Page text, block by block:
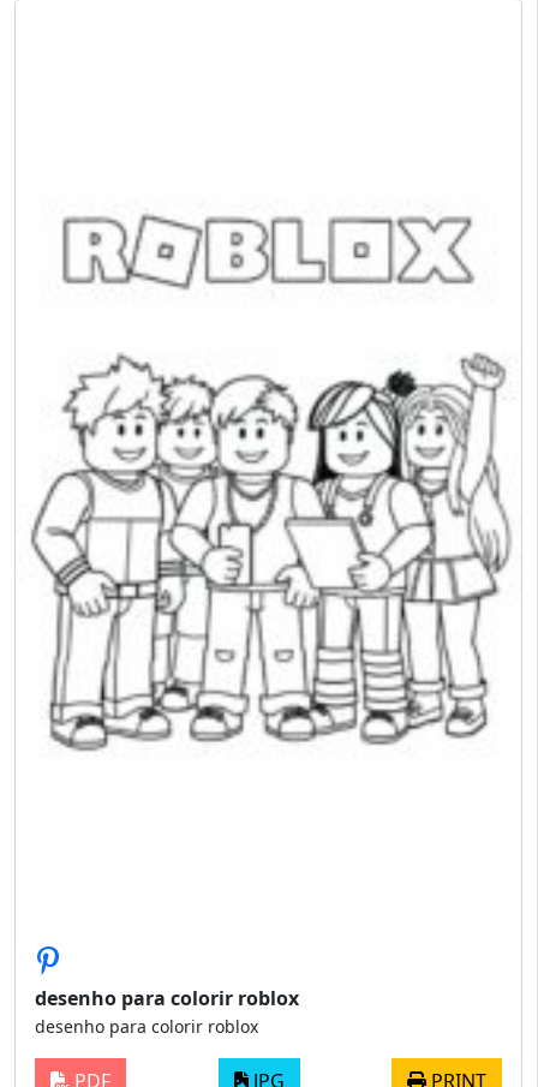
desenho para colorir roblox
desenho para colorir roblox
PDF JPG PRINT